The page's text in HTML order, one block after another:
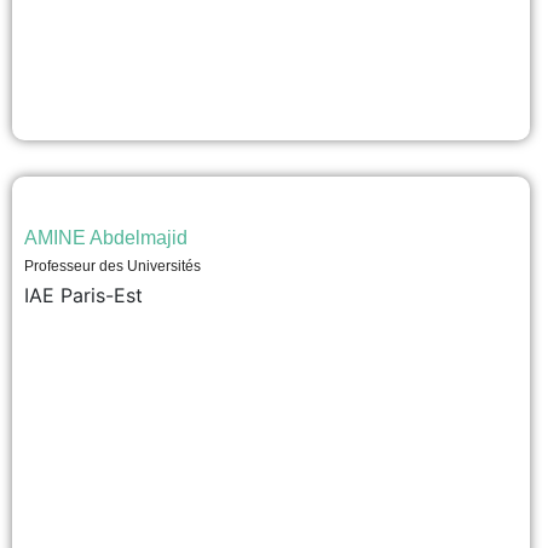
AMINE Abdelmajid
Professeur des Universités
IAE Paris-Est